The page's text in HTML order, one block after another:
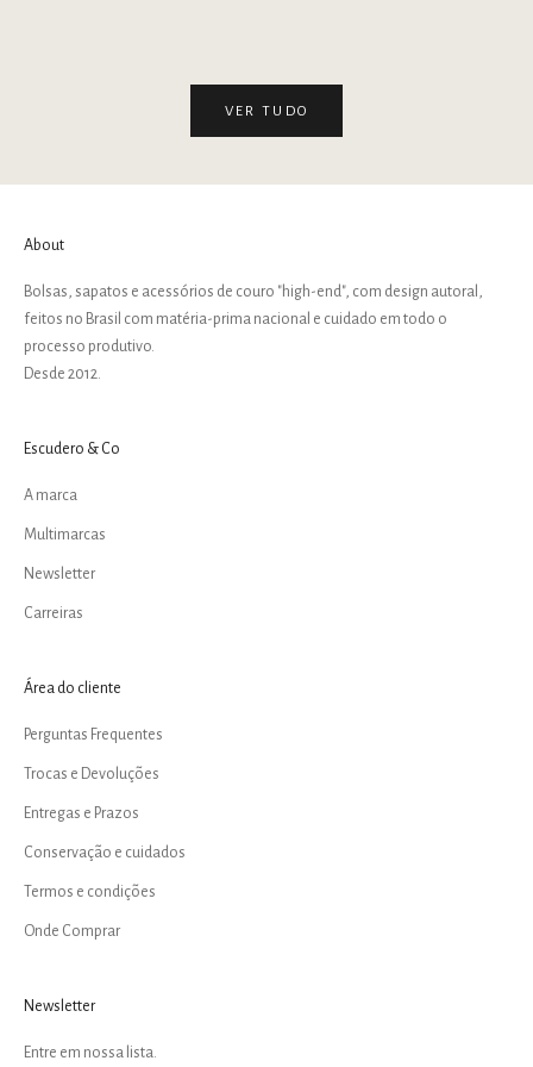
VER TUDO
About
Bolsas, sapatos e acessórios de couro "high-end", com design autoral,
feitos no Brasil com matéria-prima nacional e cuidado em todo o
processo produtivo.
Desde 2012.
Escudero & Co
A marca
Multimarcas
Newsletter
Carreiras
Área do cliente
Perguntas Frequentes
Trocas e Devoluções
Entregas e Prazos
Conservação e cuidados
Termos e condições
Onde Comprar
Newsletter
Entre em nossa lista.